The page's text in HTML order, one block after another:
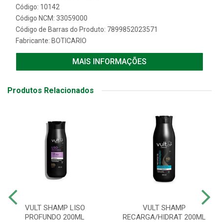
Código: 10142
Código NCM: 33059000
Código de Barras do Produto: 7899852023571
Fabricante: BOTICARIO
MAIS INFORMAÇÕES
Produtos Relacionados
VULT SHAMP LISO
PROFUNDO 200ML
VULT SHAMP
RECARGA/HIDRAT 200ML